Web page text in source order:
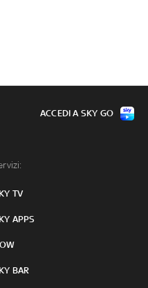
TV
APPS
BAR
ACCEDI A SKY GO